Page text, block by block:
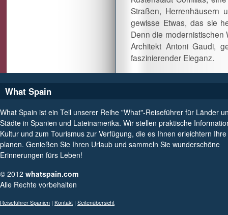
Straßen, Herrenhäusern
gewisse Etwas, das sie
Denn die modernistischen
Architekt Antoni Gaudi,
faszinierender Eleganz.
What Spain
What Spain ist ein Teil unserer Reihe "What"-Reiseführer für Länder
Städte in Spanien und Lateinamerika. Wir stellen praktische
Kultur und zum Tourismus zur Verfügung, die es Ihnen erleichtern
planen. Genießen Sie Ihren Urlaub und sammeln Sie wunderschöne
Erinnerungen fürs Leben!
© 2012 whatspain.com
Alle Rechte vorbehalten
Reiseführer Spanien | Kontakt | Seitenübersicht